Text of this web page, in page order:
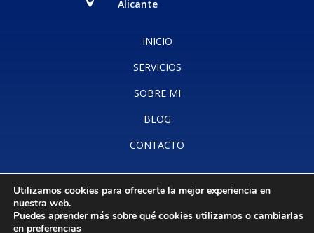
Alicante
INICIO
SERVICIOS
SOBRE MI
BLOG
CONTACTO
Aviso legal·Accesibilidad·Política de cookies·Política de
Utilizamos cookies para ofrecerte la mejor experiencia en
nuestra web.
Puedes aprender más sobre qué cookies utilizamos o cambiarlas
en preferencias